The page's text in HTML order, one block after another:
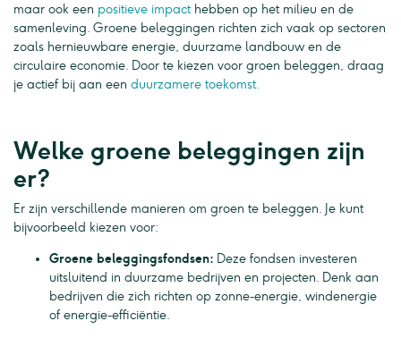
maar ook een positieve impacthebben op het milieu en de
samenleving. Groene beleggingen richten zich vaak op sectoren
zoals hernieuwbare energie, duurzame landbouw en de
circulaire economie. Door te kiezen voor groen beleggen, draag
je actief bij aan een duurzamere toekomst.
Welke groene beleggingen zijn
er?
Er zijn verschillende manieren om groen te beleggen. Je kunt
bijvoorbeeld kiezen voor:
Groene beleggingsfondsen: Deze fondsen investeren
uitsluitend in duurzame bedrijven en projecten. Denk aan
bedrijven die zich richten op zonne-energie, windenergie
of energie-efficiëntie.